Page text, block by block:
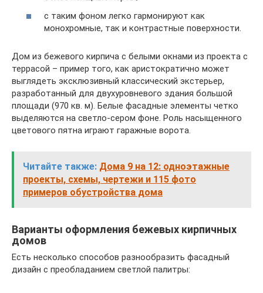
с таким фоном легко гармонируют как
монохромные, так и контрастные поверхности.
Дом из бежевого кирпича с белыми окнами из проекта с
террасой – пример того, как аристократично может
выглядеть эксклюзивный классический экстерьер,
разработанный для двухуровневого здания большой
площади (970 кв. м). Белые фасадные элементы четко
выделяются на светло-сером фоне. Роль насыщенного
цветового пятна играют гаражные ворота.
Читайте также: Дома 9 на 12: одноэтажные
проекты, схемы, чертежи и 115 фото
примеров обустройства дома
Варианты оформления бежевых кирпичных
домов
Есть несколько способов разнообразить фасадный
дизайн с преобладанием светлой палитры: